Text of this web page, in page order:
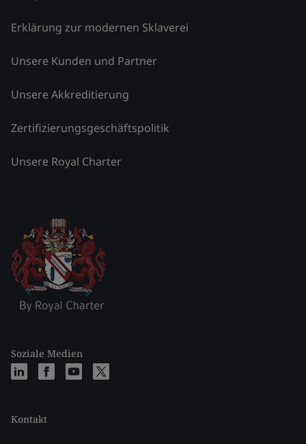
Erklärung zur modernen Sklaverei
Unsere Kunden und Partner
Unsere Akkreditierung
Zertifizierungsgeschäftspolitik
Unsere Royal Charter
Soziale Medien
Kontakt